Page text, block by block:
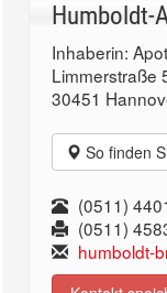
Humboldt-
Inhaberin:
Limmerstraße
30451
So finden
(0511)
(0511)
humboldt-